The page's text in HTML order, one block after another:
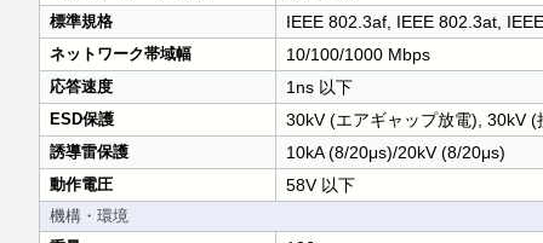
標準規格 IEEE 802.3af, IEEE 802.3at,
ネットワーク帯域幅 10/100/1000 Mbps
応答速度 1ns 以下
ESD保護 30kV (エアギャップ放電), 30kV (
誘導雷保護 10kA (8/20μs)/20kV (8/20μs)
動作電圧 58V 以下
機構・環境